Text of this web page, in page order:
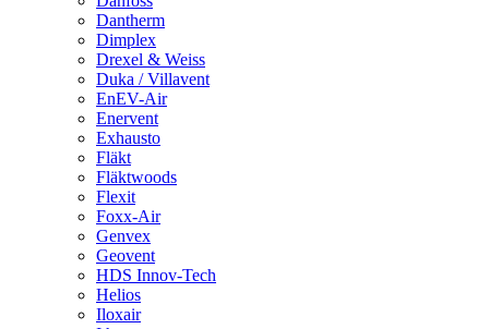
Dantherm
Dimplex
Drexel & Weiss
Duka / Villavent
EnEV-Air
Enervent
Exhausto
Fläkt
Fläktwoods
Flexit
Foxx-Air
Genvex
Geovent
HDS Innov-Tech
Helios
Iloxair